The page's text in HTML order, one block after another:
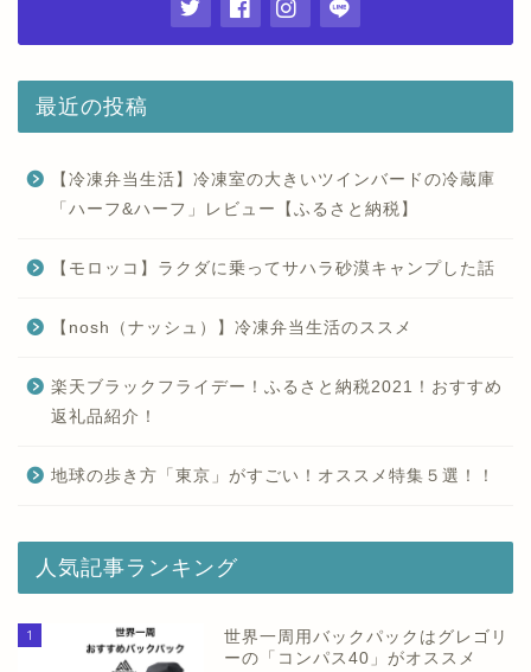
最近の投稿
【冷凍弁当生活】冷凍室の大きいツインバードの冷蔵庫
「ハーフ&ハーフ」レビュー【ふるさと納税】
【モロッコ】ラクダに乗ってサハラ砂漠キャンプした話
【nosh（ナッシュ）】冷凍弁当生活のススメ
楽天ブラックフライデー！ふるさと納税2021！おすすめ
返礼品紹介！
地球の歩き方「東京」がすごい！オススメ特集５選！！
人気記事ランキング
1
世界一周用バックパックはグレゴリ
ーの「コンパス40」がオススメ